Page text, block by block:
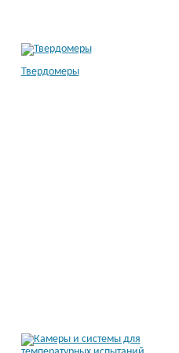
Твердомеры